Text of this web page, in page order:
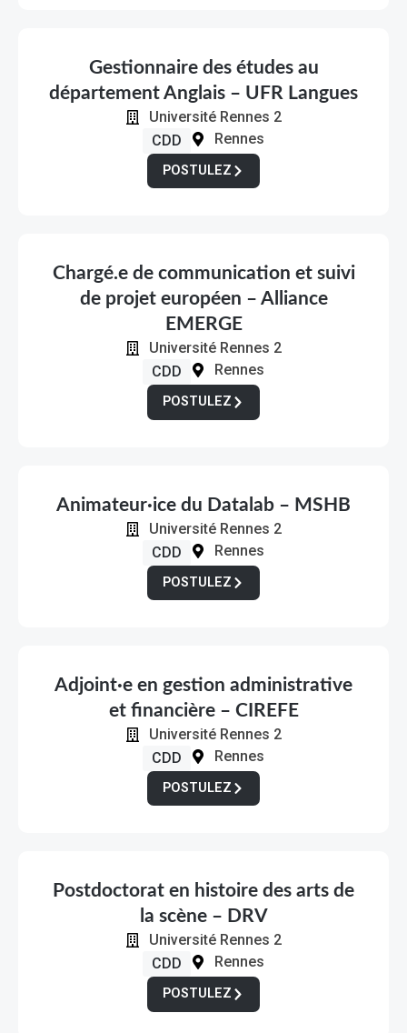
Gestionnaire des études au
département Anglais – UFR Langues
Université Rennes 2
CDD
Rennes
POSTULEZ
Chargé.e de communication et suivi
de projet européen – Alliance
EMERGE
Université Rennes 2
CDD
Rennes
POSTULEZ
Animateur·ice du Datalab – MSHB
Université Rennes 2
CDD
Rennes
POSTULEZ
Adjoint·e en gestion administrative
et financière – CIREFE
Université Rennes 2
CDD
Rennes
POSTULEZ
Postdoctorat en histoire des arts de
la scène – DRV
Université Rennes 2
CDD
Rennes
POSTULEZ